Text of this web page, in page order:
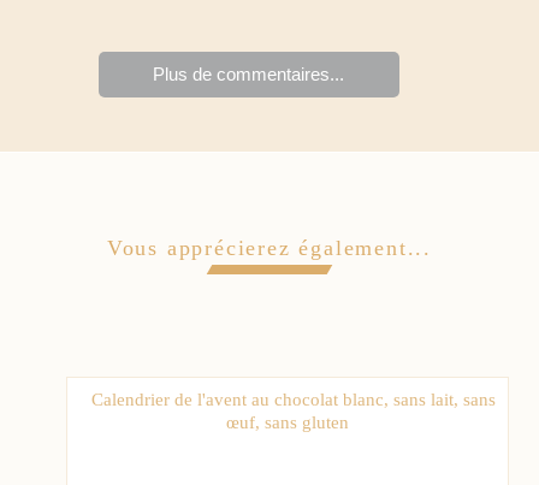
Plus de commentaires...
Vous apprécierez également...
Calendrier de l'avent au chocolat blanc, sans lait, sans
œuf, sans gluten